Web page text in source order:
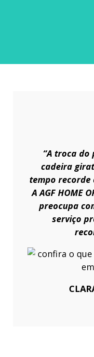
“A troca
cadeira
tempo recorde
A AGF HOME
preocupa
serviço